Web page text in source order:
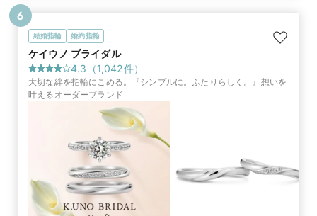
結婚指輪 婚約指輪
ケイウノ ブライダル
4.3 （1,042件）
大切な絆を指輪にこめる。『シンプルに。ふたりらしく。』想いを
叶えるオーダーブランド
6